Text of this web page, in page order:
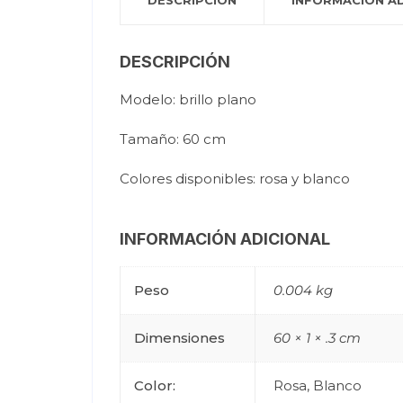
DESCRIPCIÓN
Modelo: brillo plano
Tamaño: 60 cm
Colores disponibles: rosa y blanco
INFORMACIÓN ADICIONAL
Peso 0.004 kg
Dimensiones 60 × 1 × .3 cm
Color: Rosa, Blanco